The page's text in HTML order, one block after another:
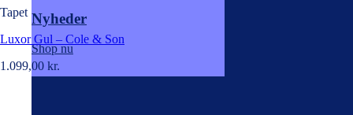
Nyheder
Shop nu
Tapet
Luxor Gul – Cole & Son
1.099,00 kr.